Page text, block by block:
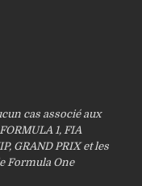
cas associé aux
1, FIA
GRAND PRIX et les
Formula One